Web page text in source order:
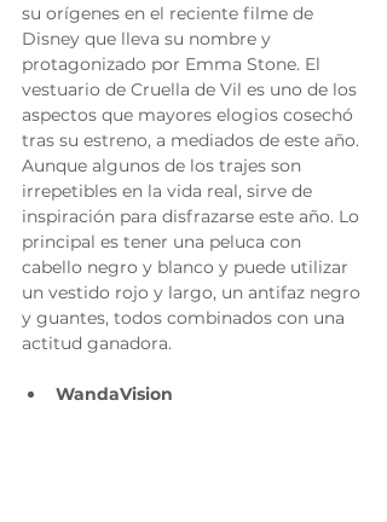
su orígenes en el reciente filme de
Disney que lleva su nombre y
protagonizado por Emma Stone. El
vestuario de Cruella de Vil es uno de los
aspectos que mayores elogios cosechó
tras su estreno, a mediados de este año.
Aunque algunos de los trajes son
irrepetibles en la vida real, sirve de
inspiración para disfrazarse este año. Lo
principal es tener una peluca con
cabello negro y blanco y puede utilizar
un vestido rojo y largo, un antifaz negro
y guantes, todos combinados con una
actitud ganadora.
WandaVision